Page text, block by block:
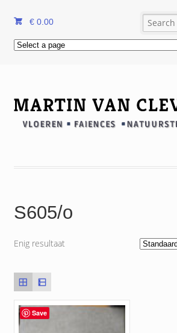
€ 0.00
S605/o
Enig resultaat
Save